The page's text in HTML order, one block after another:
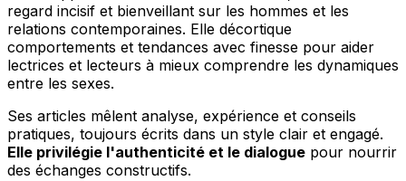
regard incisif et bienveillant sur les hommes et les
relations contemporaines. Elle décortique
comportements et tendances avec finesse pour aider
lectrices et lecteurs à mieux comprendre les dynamiques
entre les sexes.
Ses articles mêlent analyse, expérience et conseils
pratiques, toujours écrits dans un style clair et engagé.
Elle privilégie l'authenticité et le dialogue pour nourrir
des échanges constructifs.